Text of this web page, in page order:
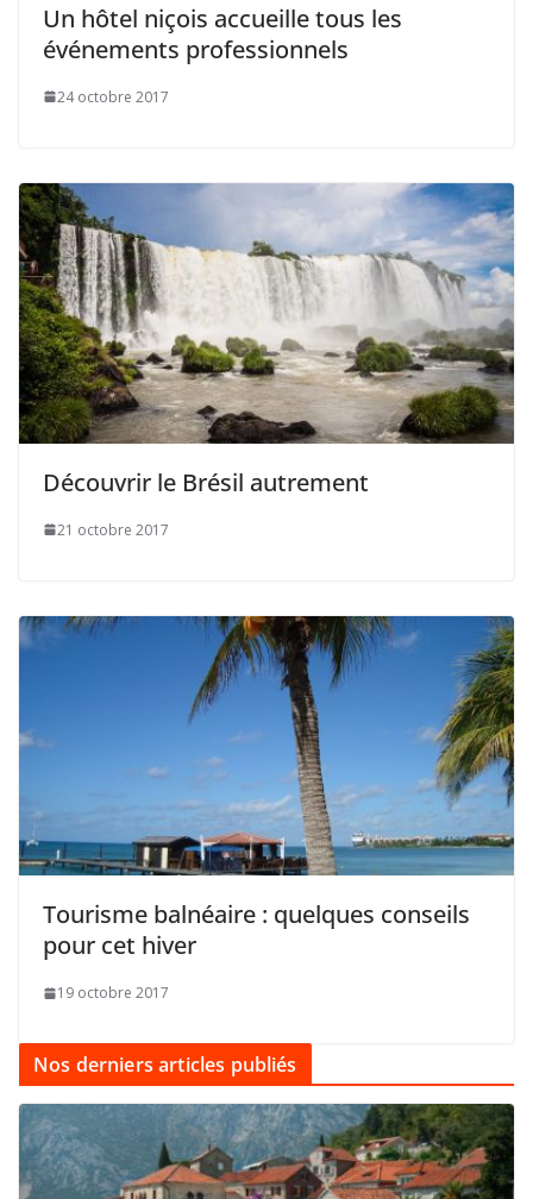
Un hôtel niçois accueille tous les
événements professionnels
24 octobre 2017
Découvrir le Brésil autrement
21 octobre 2017
Tourisme balnéaire : quelques conseils
pour cet hiver
19 octobre 2017
Nos derniers articles publiés